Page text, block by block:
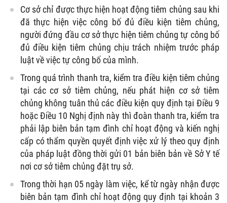
Cơ sở chỉ được thực hiện hoạt động tiêm chủng sau khi
đã thực hiện việc công bố đủ điều kiện tiêm chủng,
người đứng đầu cơ sở thực hiện tiêm chủng tự công bố
đủ điều kiện tiêm chủng chịu trách nhiệm trước pháp
luật về việc tự công bố của mình.
Trong quá trình thanh tra, kiểm tra điều kiện tiêm chủng
tại các cơ sở tiêm chủng, nếu phát hiện cơ sở tiêm
chủng không tuân thủ các điều kiện quy định tại Điều 9
hoặc Điều 10 Nghị định này thì đoàn thanh tra, kiểm tra
phải lập biên bản tạm đình chỉ hoạt động và kiến nghị
cấp có thẩm quyền quyết định việc xử lý theo quy định
của pháp luật đồng thời gửi 01 bản biên bản về Sở Y tế
nơi cơ sở tiêm chủng đặt trụ sở.
Trong thời hạn 05 ngày làm việc, kể từ ngày nhận được
biên bản tạm đình chỉ hoạt động quy định tại khoản 3